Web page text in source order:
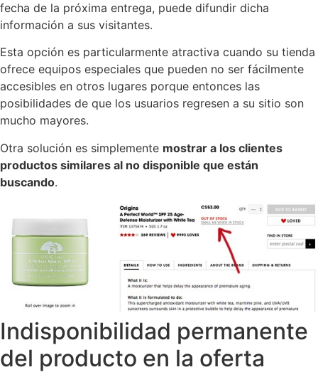
fecha de la próxima entrega, puede difundir dicha
información a sus visitantes.
Esta opción es particularmente atractiva cuando su tienda
ofrece equipos especiales que pueden no ser fácilmente
accesibles en otros lugares porque entonces las
posibilidades de que los usuarios regresen a su sitio son
mucho mayores.
Otra solución es simplemente mostrar a los clientes
productos similares al no disponible que están
buscando.
Indisponibilidad permanente
del producto en la oferta